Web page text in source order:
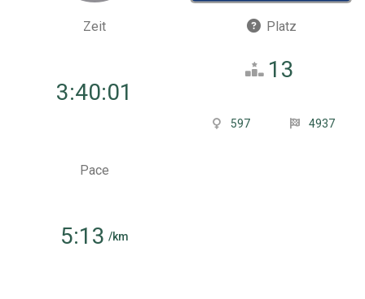
Zeit
3:40:01
Platz
13
597 4937
Pace
5:13 /km